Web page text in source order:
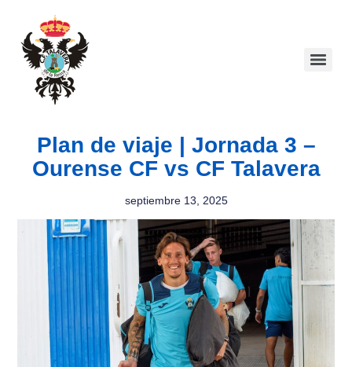
Plan de viaje | Jornada 3 –
Ourense CF vs CF Talavera
septiembre 13, 2025